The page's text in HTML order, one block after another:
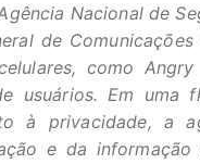
Nacional de
de
como
usuários. Em
à privacidade, a
e da